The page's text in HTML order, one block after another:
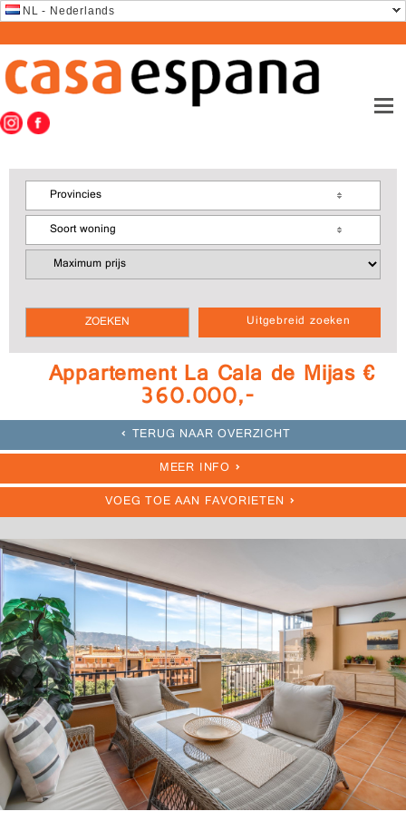
NL - Nederlands
Uitgebreid zoeken
Provincies
Soort woning
Appartement La Cala de Mijas €
360.000,-
TERUG NAAR OVERZICHT
MEER INFO
VOEG TOE AAN FAVORIETEN